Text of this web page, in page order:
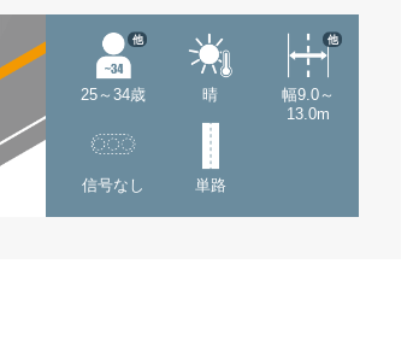
25～34歳
他
晴
幅9.0～
13.0m
他
信号なし 単路